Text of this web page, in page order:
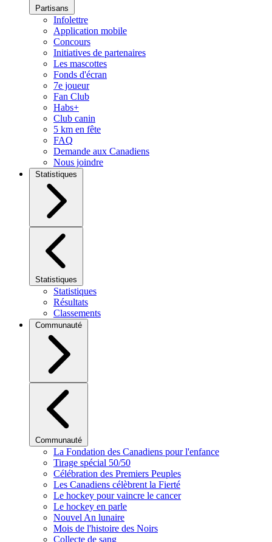
Partisans
Infolettre
Application mobile
Concours
Initiatives de partenaires
Les mascottes
Fonds d'écran
7e joueur
Fan Club
Habs+
Club canin
5 km en fête
FAQ
Demande aux Canadiens
Nous joindre
Statistiques
Statistiques
Statistiques
Résultats
Classements
Communauté
Communauté
La Fondation des Canadiens pour l'enfance
Tirage spécial 50/50
Célébration des Premiers Peuples
Les Canadiens célèbrent la Fierté
Le hockey pour vaincre le cancer
Le hockey en parle
Nouvel An lunaire
Mois de l'histoire des Noirs
Collecte de sang